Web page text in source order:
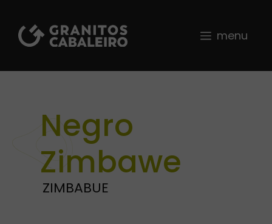
contenido
menu
Negro
Zimbawe
ZIMBABUE